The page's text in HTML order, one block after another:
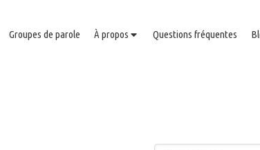
Groupes de parole À propos Questions fréquentes